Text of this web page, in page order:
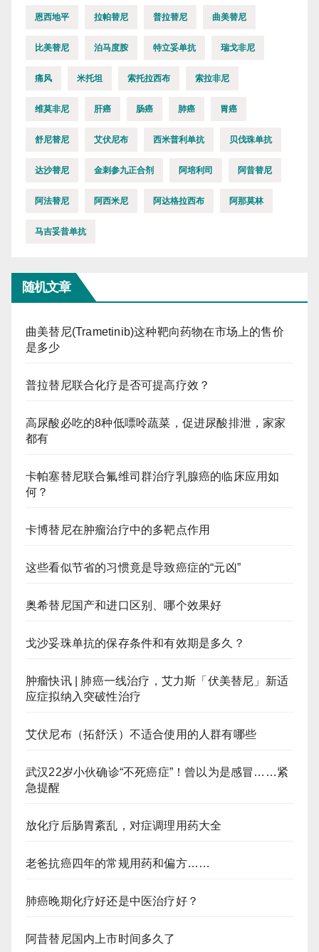
恩西地平 拉帕替尼 普拉替尼 曲美替尼
比美替尼 泊马度胺 特立妥单抗 瑞戈非尼
痛风 米托坦 索托拉西布 索拉非尼
维莫非尼 肝癌 肠癌 肺癌 胃癌
舒尼替尼 艾伏尼布 西米普利单抗 贝伐珠单抗
达沙替尼 金刺参九正合剂 阿培利司 阿昔替尼
阿法替尼 阿西米尼 阿达格拉西布 阿那莫林
马吉妥昔单抗
随机文章
曲美替尼(Trametinib)这种靶向药物在市场上的售价
是多少
普拉替尼联合化疗是否可提高疗效？
高尿酸必吃的8种低嘌呤蔬菜，促进尿酸排泄，家家
都有
卡帕塞替尼联合氟维司群治疗乳腺癌的临床应用如
何？
卡博替尼在肿瘤治疗中的多靶点作用
这些看似节省的习惯竟是导致癌症的“元凶”
奥希替尼国产和进口区别、哪个效果好
戈沙妥珠单抗的保存条件和有效期是多久？
肿瘤快讯 | 肺癌一线治疗，艾力斯「伏美替尼」新适
应症拟纳入突破性治疗
艾伏尼布（拓舒沃）不适合使用的人群有哪些
武汉22岁小伙确诊“不死癌症”！曾以为是感冒……紧
急提醒
放化疗后肠胃紊乱，对症调理用药大全
老爸抗癌四年的常规用药和偏方……
肺癌晚期化疗好还是中医治疗好？
阿昔替尼国内上市时间多久了